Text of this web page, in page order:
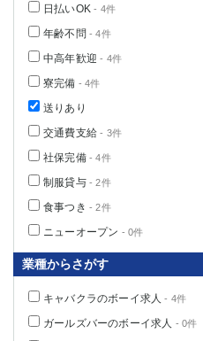
日払いOK - 4件
年齢不問 - 4件
中高年歓迎 - 4件
寮完備 - 4件
送りあり
交通費支給 - 3件
社保完備- 4件
制服貸与- 2件
食事つき - 2件
ニューオープン - 0件
業種からさがす
キャバクラのボーイ求人 - 4件
ガールズバーのボーイ求人 - 0件